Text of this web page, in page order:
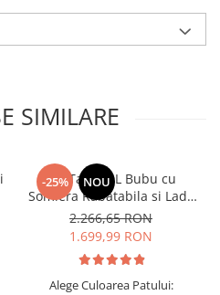
SIMILARE
-25% NOU
Pat Tapitat L Bubu cu
Somiera Rabatabila si Lada
de depozitare
2.266,65 RON
1.699,99 RON
Alege Culoarea Patului: